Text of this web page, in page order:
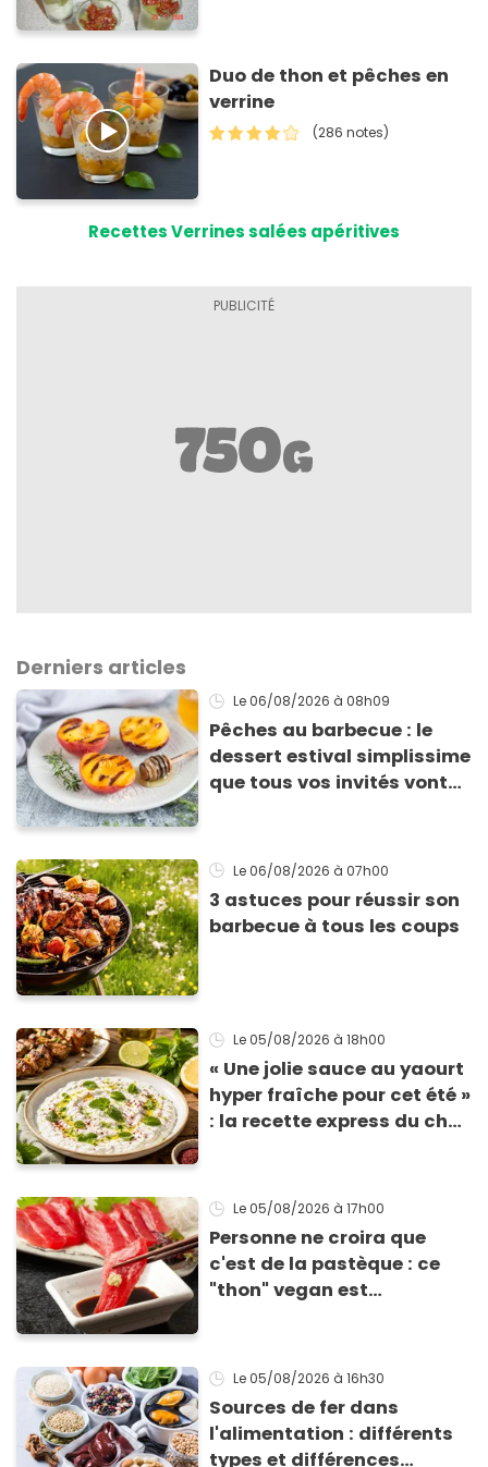
Duo de thon et pêches en
verrine
(286 notes)
Recettes Verrines salées apéritives
Derniers articles
Le 06/08/2026 à 08h09
Pêches au barbecue : le
dessert estival simplissime
que tous vos invités vont
Le 06/08/2026 à 07h00
3 astuces pour réussir son
barbecue à tous les coups
Le 05/08/2026 à 18h00
« Une jolie sauce au yaourt
hyper fraîche pour cet été »
: la recette express du chef
grillades
Le 05/08/2026 à 17h00
Personne ne croira que
c'est de la pastèque : ce
"thon" vegan est
Le 05/08/2026 à 16h30
Sources de fer dans
l'alimentation : différents
types et différences